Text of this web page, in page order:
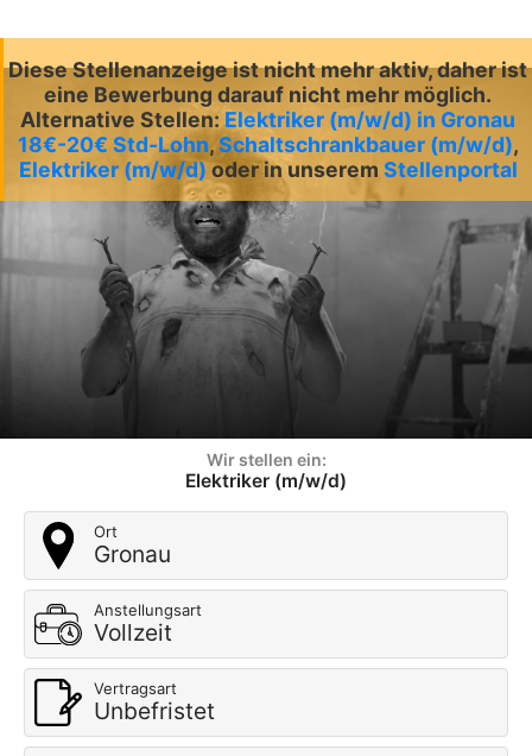
Diese Stellenanzeige ist nicht mehr aktiv, daher ist
eine Bewerbung darauf nicht mehr möglich.
Alternative Stellen: Elektriker (m/w/d) in Gronau
18€-20€ Std-Lohn,Schaltschrankbauer (m/w/d),
Elektriker (m/w/d) oder in unserem Stellenportal
Wir stellen ein:
Elektriker (m/w/d)
Ort
Gronau
Anstellungsart
Vollzeit
Vertragsart
Unbefristet